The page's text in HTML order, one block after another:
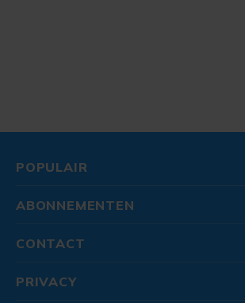
POPULAIR
ABONNEMENTEN
CONTACT
PRIVACY